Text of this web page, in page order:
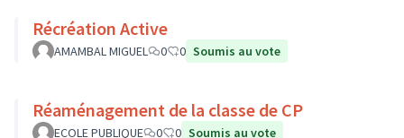
Récréation Active
AMAMBAL MIGUEL 0 0 Soumis au vote
Réaménagement de la classe de CP
ECOLE PUBLIQUE 0 0 Soumis au vote